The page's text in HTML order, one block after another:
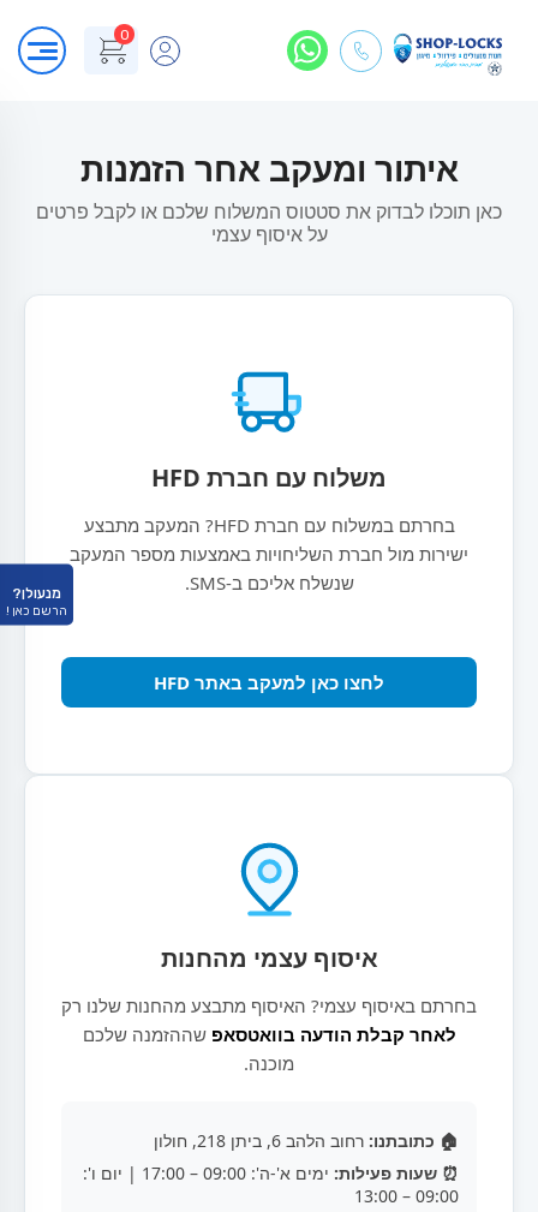
0
איתור ומעקב אחר הזמנות
כאן תוכלו לבדוק את סטטוס המשלוח שלכם או לקבל פרטים
על איסוף עצמי
משלוח עם חברת HFD
בחרתם במשלוח עם חברת HFD? המעקב מתבצע
ישירות מול חברת השליחויות באמצעות מספר המעקב
שנשלח אליכם ב-SMS.
לחצו כאן למעקב באתר HFD
איסוף עצמי מהחנות
בחרתם באיסוף עצמי? האיסוף מתבצע מהחנות שלנו רק
לאחר קבלת הודעה בוואטסאפ שההזמנה שלכם
מוכנה.
🏠 כתובתנו: רחוב הלהב 6, ביתן 218, חולון
⏰ שעות פעילות:
ימים א'-ה': 09:00 – 17:00 | יום ו':
09:00 – 13:00
מנעולן?
הרשם כאן !